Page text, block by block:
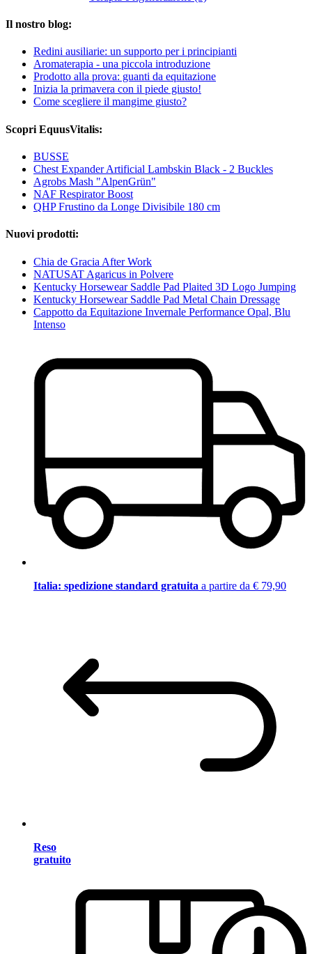
Il nostro blog:
Redini ausiliarie: un supporto per i principianti
Aromaterapia - una piccola introduzione
Prodotto alla prova: guanti da equitazione
Inizia la primavera con il piede giusto!
Come scegliere il mangime giusto?
Scopri EquusVitalis:
BUSSE
Chest Expander Artificial Lambskin Black - 2 Buckles
Agrobs Mash "AlpenGrün"
NAF Respirator Boost
QHP Frustino da Longe Divisibile 180 cm
Nuovi prodotti:
Chia de Gracia After Work
NATUSAT Agaricus in Polvere
Kentucky Horsewear Saddle Pad Plaited 3D Logo Jumping
Kentucky Horsewear Saddle Pad Metal Chain Dressage
Cappotto da Equitazione Invernale Performance Opal, Blu
Intenso
Italia: spedizione standard gratuita a partire da € 79,90
Reso
gratuito